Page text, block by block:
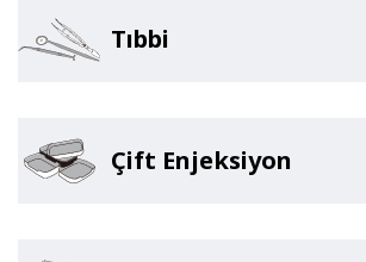
Tıbbi
Çift Enjeksiyon